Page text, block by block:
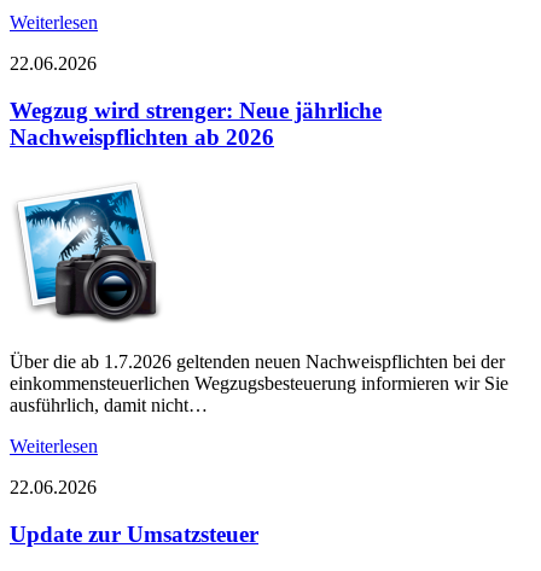
Weiterlesen
22.06.2026
Wegzug wird strenger: Neue jährliche
Nachweispflichten ab 2026
Über die ab 1.7.2026 geltenden neuen Nachweispflichten bei der
einkommensteuerlichen Wegzugsbesteuerung informieren wir Sie
ausführlich, damit nicht…
Weiterlesen
22.06.2026
Update zur Umsatzsteuer